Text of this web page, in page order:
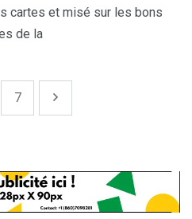
cartes et misé sur les bons
de la
7